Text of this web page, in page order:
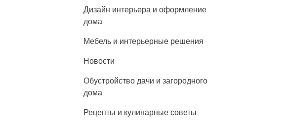
Дизайн интерьера и оформление
дома
Мебель и интерьерные решения
Новости
Обустройство дачи и загородного
дома
Рецепты и кулинарные советы